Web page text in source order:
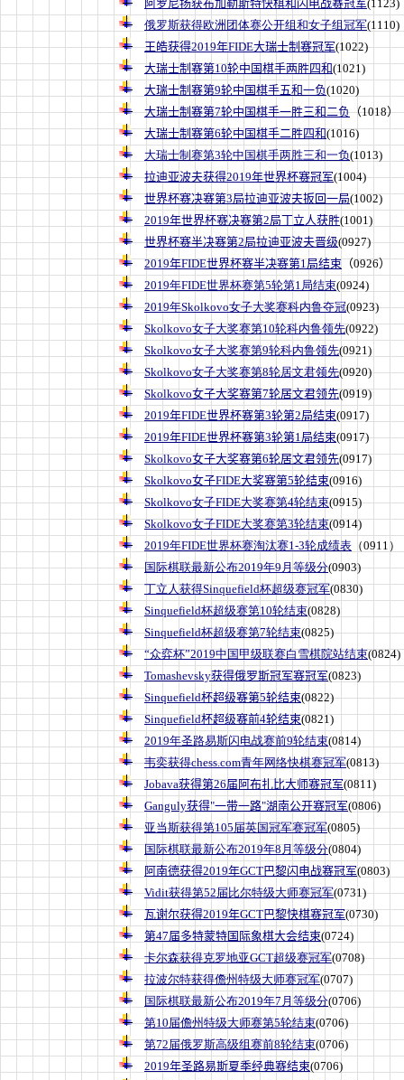
阿罗尼扬获布加勒斯特快棋和闪电战赛冠军(1123)
俄罗斯获得欧洲团体赛公开组和女子组冠军(1110)
王皓获得2019年FIDE大瑞士制赛冠军(1022)
大瑞士制赛第10轮中国棋手两胜四和(1021)
大瑞士制赛第9轮中国棋手五和一负(1020)
大瑞士制赛第7轮中国棋手一胜三和二负（1018）
大瑞士制赛第6轮中国棋手二胜四和(1016)
大瑞士制赛第3轮中国棋手两胜三和一负(1013)
拉迪亚波夫获得2019年世界杯赛冠军(1004)
世界杯赛决赛第3局拉迪亚波夫扳回一局(1002)
2019年世界杯赛决赛第2局丁立人获胜(1001)
世界杯赛半决赛第2局拉迪亚波夫晋级(0927)
2019年FIDE世界杯赛半决赛第1局结束（0926）
2019年FIDE世界杯赛第5轮第1局结束(0924)
2019年Skolkovo女子大奖赛科内鲁夺冠(0923)
Skolkovo女子大奖赛第10轮科内鲁领先(0922)
Skolkovo女子大奖赛第9轮科内鲁领先(0921)
Skolkovo女子大奖赛第8轮居文君领先(0920)
Skolkovo女子大奖赛第7轮居文君领先(0919)
2019年FIDE世界杯赛第3轮第2局结束(0917)
2019年FIDE世界杯赛第3轮第1局结束(0917)
Skolkovo女子大奖赛第6轮居文君领先(0917)
Skolkovo女子FIDE大奖赛第5轮结束(0916)
Skolkovo女子FIDE大奖赛第4轮结束(0915)
Skolkovo女子FIDE大奖赛第3轮结束(0914)
2019年FIDE世界杯赛淘汰赛1-3轮成绩表 （0911）
国际棋联最新公布2019年9月等级分(0903)
丁立人获得Sinquefield杯超级赛冠军(0830)
Sinquefield杯超级赛第10轮结束(0828)
Sinquefield杯超级赛第7轮结束(0825)
“众弈杯”2019中国甲级联赛白雪棋院站结束(0824)
Tomashevsky获得俄罗斯冠军赛冠军(0823)
Sinquefield杯超级赛第5轮结束(0822)
Sinquefield杯超级赛前4轮结束(0821)
2019年圣路易斯闪电战赛前9轮结束(0814)
韦奕获得chess.com青年网络快棋赛冠军(0813)
Jobava获得第26届阿布扎比大师赛冠军(0811)
Ganguly获得"一带一路"湖南公开赛冠军(0806)
亚当斯获得第105届英国冠军赛冠军(0805)
国际棋联最新公布2019年8月等级分(0804)
阿南德获得2019年GCT巴黎闪电战赛冠军(0803)
Vidit获得第52届比尔特级大师赛冠军(0731)
瓦谢尔获得2019年GCT巴黎快棋赛冠军(0730)
第47届多特蒙特国际象棋大会结束(0724)
卡尔森获得克罗地亚GCT超级赛冠军(0708)
拉波尔特获得儋州特级大师赛冠军(0707)
国际棋联最新公布2019年7月等级分(0706)
第10届儋州特级大师赛第5轮结束(0706)
第72届俄罗斯高级组赛前8轮结束(0706)
2019年圣路易斯夏季经典赛结束(0706)